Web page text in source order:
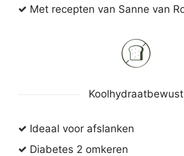
Met recepten van Sanne van
Koolhydraatbewust
Ideaal voor afslanken
Diabetes 2 omkeren